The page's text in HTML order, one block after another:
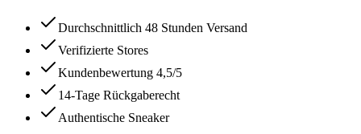
Durchschnittlich 48 Stunden Versand
Verifizierte Stores
Kundenbewertung 4,5/5
14-Tage Rückgaberecht
Authentische Sneaker